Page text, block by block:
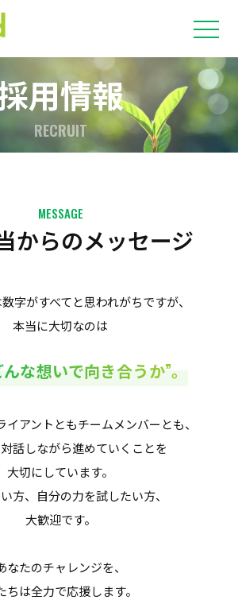
用情報
RECRUIT
MESSAGE
からのメッセージ
字がすべてと思われがちですが、
本当に大切なのは
な想いで向き合うか”。
アントともチームメンバーとも、
話しながら進めていくことを
大切にしています。
方、自分の力を試したい方、
大歓迎です。
なたのチャレンジを、
ちは全力で応援します。